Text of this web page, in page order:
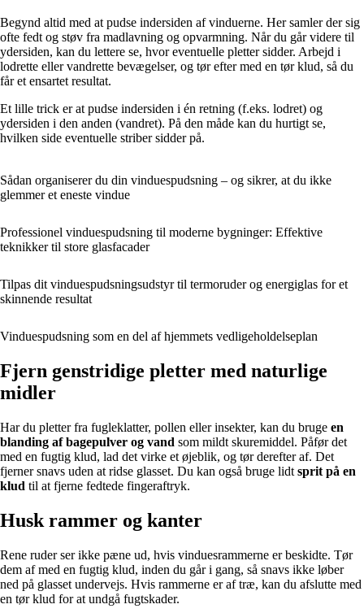
Begynd altid med at pudse indersiden af vinduerne. Her samler der sig
ofte fedt og støv fra madlavning og opvarmning. Når du går videre til
ydersiden, kan du lettere se, hvor eventuelle pletter sidder. Arbejd i
lodrette eller vandrette bevægelser, og tør efter med en tør klud, så du
får et ensartet resultat.
Et lille trick er at pudse indersiden i én retning (f.eks. lodret) og
ydersiden i den anden (vandret). På den måde kan du hurtigt se,
hvilken side eventuelle striber sidder på.
Sådan organiserer du din vinduespudsning – og sikrer, at du ikke
glemmer et eneste vindue
Professionel vinduespudsning til moderne bygninger: Effektive
teknikker til store glasfacader
Tilpas dit vinduespudsningsudstyr til termoruder og energiglas for et
skinnende resultat
Vinduespudsning som en del af hjemmets vedligeholdelseplan
Fjern genstridige pletter med naturlige
midler
Har du pletter fra fugleklatter, pollen eller insekter, kan du bruge en
blanding af bagepulver og vand som mildt skuremiddel. Påfør det
med en fugtig klud, lad det virke et øjeblik, og tør derefter af. Det
fjerner snavs uden at ridse glasset. Du kan også bruge lidt sprit på en
klud til at fjerne fedtede fingeraftryk.
Husk rammer og kanter
Rene ruder ser ikke pæne ud, hvis vinduesrammerne er beskidte. Tør
dem af med en fugtig klud, inden du går i gang, så snavs ikke løber
ned på glasset undervejs. Hvis rammerne er af træ, kan du afslutte med
en tør klud for at undgå fugtskader.